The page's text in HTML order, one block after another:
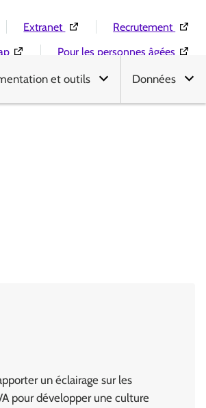
Extranet (Ouverture dans une nouvelle
Recrutement
(Ouverture dans une nouvelle fenêtre)
Pour les personnes âgées
et outils Données
un éclairage sur les
pour développer une culture